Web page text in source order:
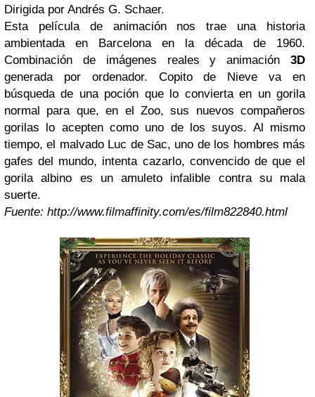
Dirigida por Andrés G. Schaer.
Esta película de animación nos trae una historia
ambientada en Barcelona en la década de 1960.
Combinación de imágenes reales y animación 3D
generada por ordenador. Copito de Nieve va en
búsqueda de una poción que lo convierta en un gorila
normal para que, en el Zoo, sus nuevos compañeros
gorilas lo acepten como uno de los suyos. Al mismo
tiempo, el malvado Luc de Sac, uno de los hombres más
gafes del mundo, intenta cazarlo, convencido de que el
gorila albino es un amuleto infalible contra su mala
suerte.
Fuente: http://www.filmaffinity.com/es/film822840.html